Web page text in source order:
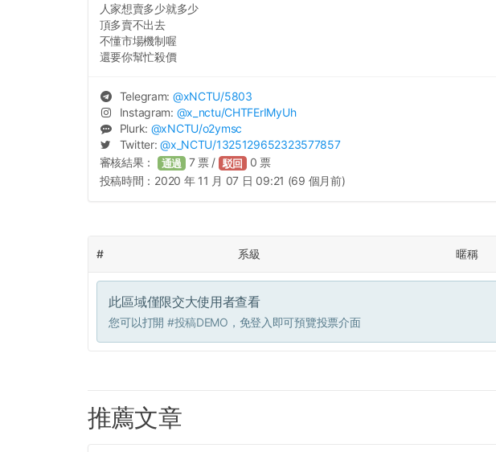
人家想賣多少就多少
頂多賣不出去
不懂市場機制喔
還要你幫忙殺價
Telegram: @xNCTU/5803
Instagram: @x_nctu/CHTFErIMyUh
Plurk: @xNCTU/o2ymsc
Twitter:@x_NCTU/1325129652323577857
審核結果： 通過 7票 / 駁回 0 票
投稿時間： 2020 年 11 月 07 日 09:21 (69 個月前)
# 系級 暱稱
此區域僅限交大使用者查看
您可以打開 #投稿DEMO ，免登入即可預覽投票介面
推薦文章